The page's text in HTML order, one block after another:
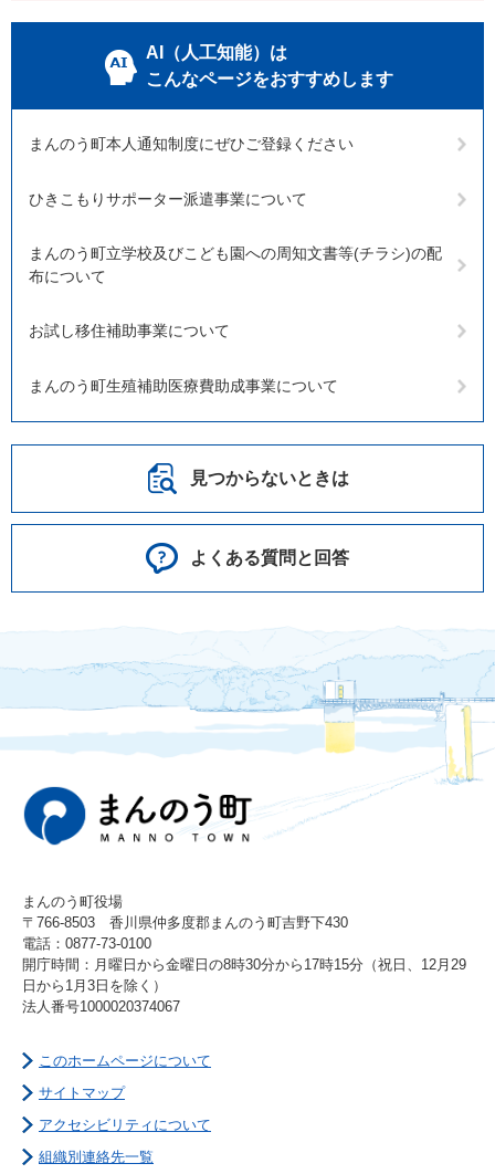
AI（人工知能）は
こんなページをおすすめします
まんのう町本人通知制度にぜひご登録ください
ひきこもりサポーター派遣事業について
まんのう町立学校及びこども園への周知文書等(チラシ)の配
布について
お試し移住補助事業について
まんのう町生殖補助医療費助成事業について
見つからないときは
よくある質問と回答
まんのう町役場
〒766-8503 香川県仲多度郡まんのう町吉野下430
電話：0877-73-0100
開庁時間：月曜日から金曜日の8時30分から17時15分（祝日、12月29
日から1月3日を除く）
法人番号1000020374067
このホームページについて
サイトマップ
アクセシビリティについて
組織別連絡先一覧